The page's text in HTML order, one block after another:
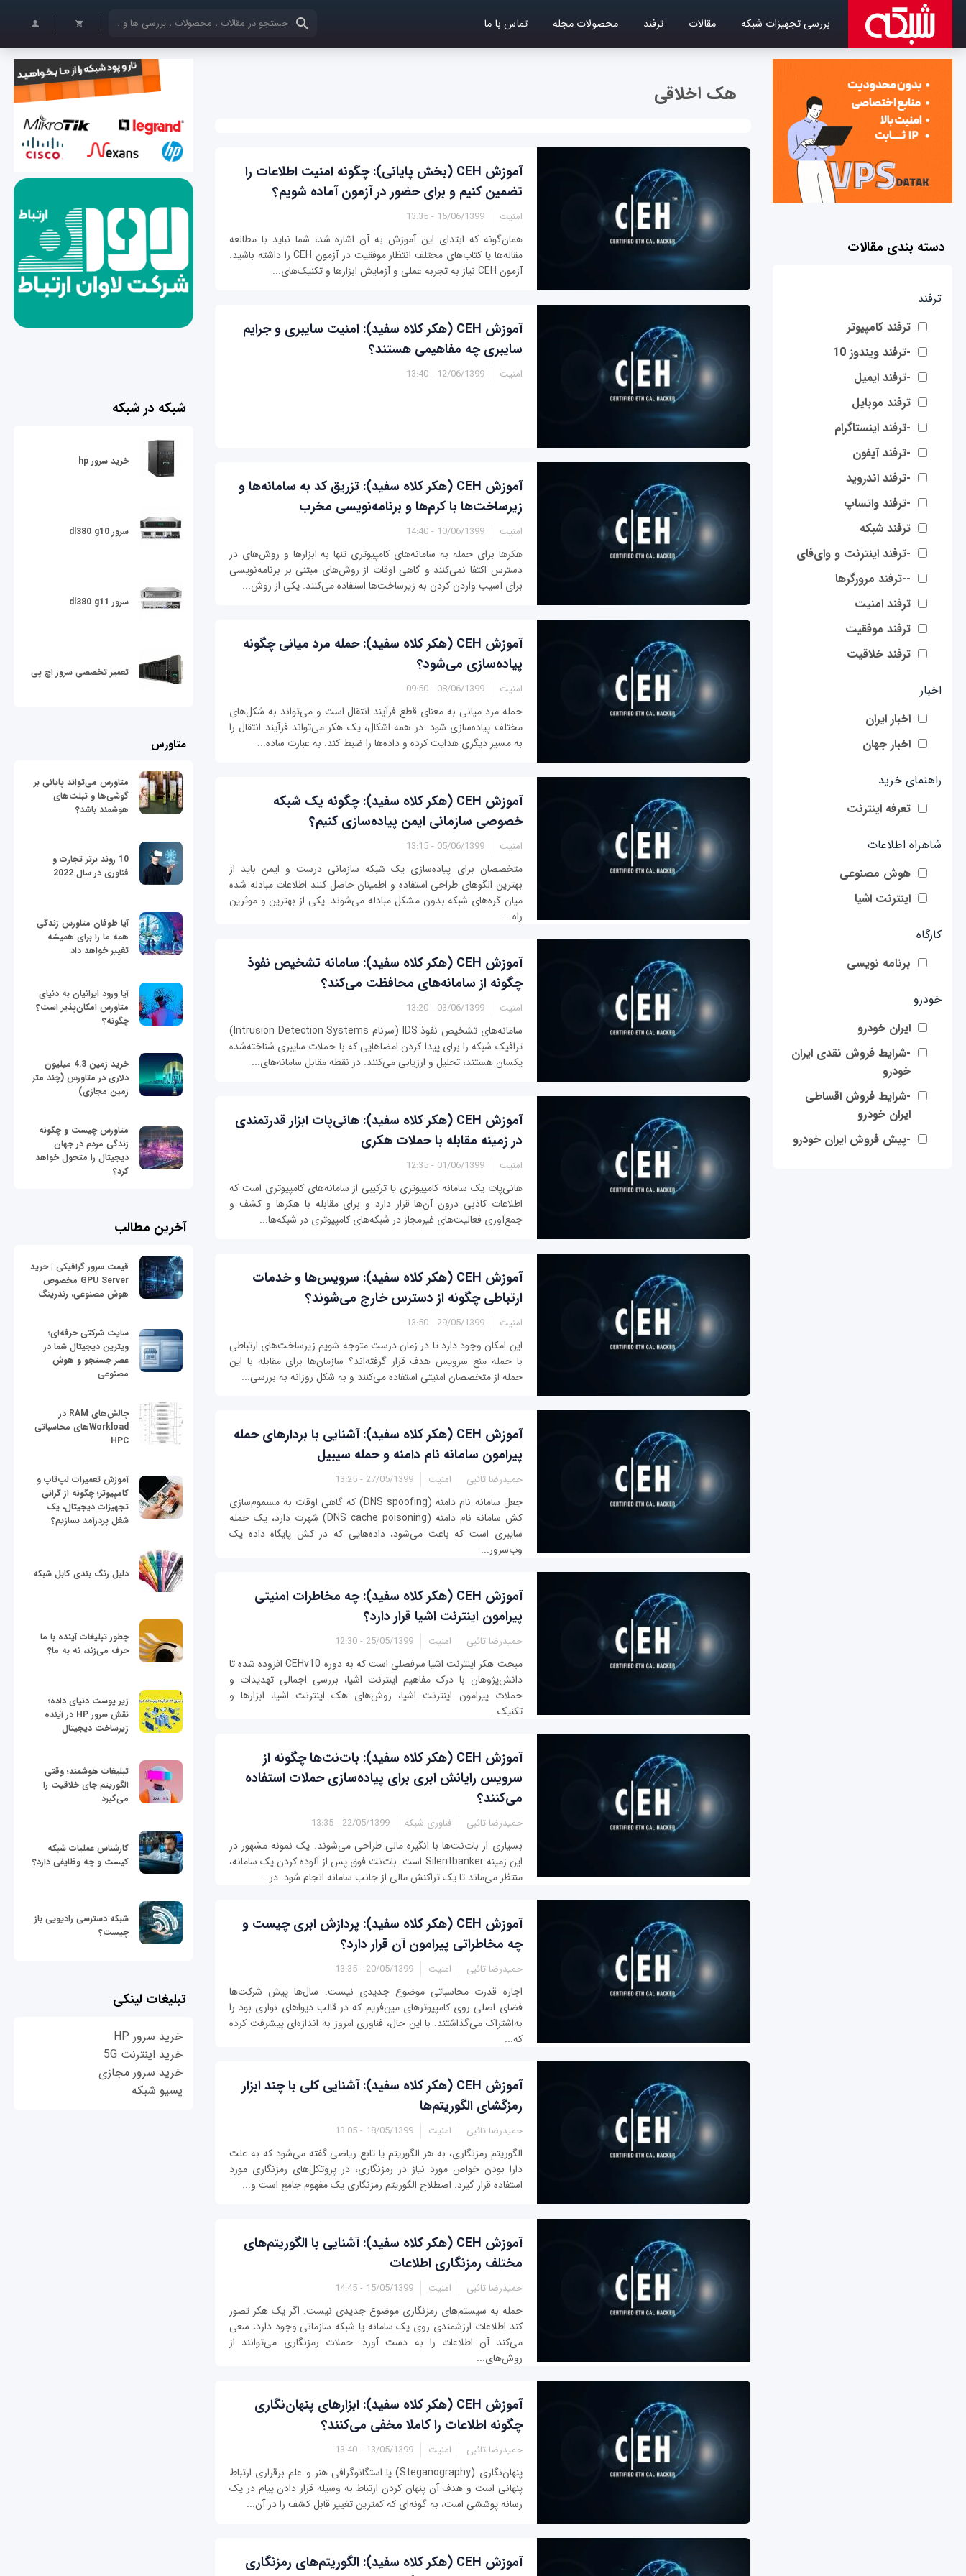
بررسی تجهیزات شبکه مقالات ترفند محصولات مجله تماس با ما کلمات کلیدی خود را وارد کنید
دسته بندی مقالات
ترفند
ترفند کامپیوتر
-ترفند ویندوز 10
-ترفند ایمیل
ترفند موبایل
-ترفند اینستاگرام
-ترفند آیفون
-ترفند اندروید
-ترفند واتساپ
ترفند شبکه
-ترفند اینترنت و وای‌فای
--ترفند مرورگرها
ترفند امنیت
ترفند موفقیت
ترفند خلاقیت
اخبار
اخبار ایران
اخبار جهان
راهنمای خرید
تعرفه اینترنت
شاهراه اطلاعات
هوش مصنوعی
اینترنت اشیا
کارگاه
برنامه نویسی
خودرو
ایران خودرو
-شرایط فروش نقدی ایران
خودرو
-شرایط فروش اقساطی
ایران خودرو
-پیش فروش ایران خودرو
هک اخلاقی
آموزش CEH (بخش پایانی): چگونه امنیت اطلاعات را
تضمین کنیم و برای حضور در آزمون آماده شویم؟
امنیت 15/06/1399 - 13:35
همان‌گونه که ابتدای این آموزش به آن اشاره شد، شما نباید با مطالعه
مقاله‌ها یا کتاب‌های مختلف انتظار موفقیت در آزمون CEH را داشته باشید.
آزمون CEH نیاز به تجربه عملی و آزمایش ابزارها و تکنیک‌های...
آموزش CEH (هکر کلاه سفید): امنیت سایبری و جرایم
سایبری چه مفاهیمی هستند؟
امنیت 12/06/1399 - 13:40
آموزش CEH (هکر کلاه سفید): تزریق کد به سامانه‌ها و
زیرساخت‌ها با کرم‌ها و برنامه‌نویسی مخرب
امنیت 10/06/1399 - 14:40
هکرها برای حمله به سامانه‌های کامپیوتری تنها به ابزارها و روش‌های در
دسترس اکتفا نمی‌کنند و گاهی اوقات از روش‌های مبتنی بر برنامه‌نویسی
برای آسیب واردن کردن به زیرساخت‌ها استفاده می‌کنند. یکی از روش‌...
آموزش CEH (هکر کلاه سفید): حمله مرد میانی چگونه
پیاده‌سازی می‌شود؟
امنیت 08/06/1399 - 09:50
حمله مرد میانی به معنای قطع فرآیند انتقال است و می‌تواند به شکل‌های
مختلف پیاده‌سازی شود. در همه اشکال، یک هکر می‌تواند فرآیند انتقال را
به مسیر دیگری هدایت کرده و داده‌ها را ضبط کند. به عبارت ساده‌...
آموزش CEH (هکر کلاه سفید): چگونه یک شبکه
خصوصی سازمانی ایمن پیاده‌سازی کنیم؟
امنیت 05/06/1399 - 13:15
متخصصان برای پیاده‌سازی یک شبکه سازمانی درست و ایمن باید از
بهترین الگوهای طراحی استفاده و اطمینان حاصل کنند اطلاعات مبادله شده
میان گره‌های شبکه بدون مشکل مبادله می‌شوند. یکی از بهترین و موثرین
راه‌...
آموزش CEH (هکر کلاه سفید): سامانه تشخیص نفوذ
چگونه از سامانه‌های محافظت می‌کند؟
امنیت 03/06/1399 - 13:20
سامانه‌های تشخیص نفوذ IDS (سرنام Intrusion Detection Systems)
ترافیک شبکه را برای پیدا کردن امضاهایی که با حملات سایبری شناخته‌شده
یکسان هستند، تحلیل و ارزیابی می‌کنند. در نقطه مقابل سامانه‌های...
آموزش CEH (هکر کلاه سفید): هانی‌پات ابزار قدرتمندی
در زمینه مقابله با حملات هکری
امنیت 01/06/1399 - 12:35
هانی‌پات یک سامانه کامپیوتری یا ترکیبی از سامانه‌های کامپیوتری است که
اطلاعات کاذبی درون آن‌ها قرار دارد و برای مقابله با هکرها و کشف و
جمع‌آوری فعالیت‌های غیرمجاز در شبکه‌های کامپیوتری در شبکه‌ها...
آموزش CEH (هکر کلاه سفید): سرویس‌ها و خدمات
ارتباطی چگونه از دسترس خارج می‌شوند؟
امنیت 29/05/1399 - 13:50
این امکان وجود دارد تا در زمان درست متوجه شویم زیرساخت‌های ارتباطی
با حمله منع سرویس هدف قرار گرفته‌اند؟ سازمان‌ها برای مقابله با این
حمله از متخصصان امنیتی استفاده می‌کنند و به شکل روزانه به بررسی...
آموزش CEH (هکر کلاه سفید): آشنایی با بردارهای حمله
پیرامون سامانه نام دامنه و حمله سیبیل
حمیدرضا تائبی امنیت 27/05/1399 - 13:25
جعل سامانه نام دامنه (DNS spoofing) که گاهی اوقات به مسموم‌سازی
کش سامانه نام‌ دامنه (DNS cache poisoning) شهرت دارد، یک حمله
سایبری است که باعث می‌شود، داده‌هایی که در کش پایگاه داده یک
وب‌سرور...
آموزش CEH (هکر کلاه سفید): چه مخاطرات امنیتی
پیرامون اینترنت اشیا قرار دارد؟
حمیدرضا تائبی امنیت 25/05/1399 - 12:30
مبحث هکر اینترنت اشیا سرفصلی است که به دوره CEHv10 افزوده شده تا
دانش‌پژوهان با درک مفاهیم اینترنت اشیا، بررسی اجمالی تهدیدات و
حملات پیرامون اینترنت اشیا، روش‌های هک اینترنت اشیا، ابزارها و
تکنیک‌...
آموزش CEH (هکر کلاه سفید): بات‌نت‌ها چگونه از
سرویس رایانش ابری برای پیاده‌سازی حملات استفاده
می‌کنند؟
حمیدرضا تائبی فناوری شبکه 22/05/1399 - 13:35
بسیاری از بات‌نت‌ها با انگیزه مالی طراحی می‌شوند. یک نمونه مشهور در
این زمینه Silentbanker است. بات‌نت فوق پس از آلوده کردن یک سامانه،
منتظر می‌ماند تا یک تراکنش مالی از جانب سامانه انجام شود. در...
آموزش CEH (هکر کلاه سفید): پردازش ابری چیست و
چه مخاطراتی پیرامون آن قرار دارد؟
حمیدرضا تائبی امنیت 20/05/1399 - 13:35
اجاره قدرت محاسباتی موضوع جدیدی نیست. سال‌ها پیش شرکت‌ها
فضای اصلی روی کامپیوترهای مین‌فریم که در قالب دیواهای نواری بود را
به‌اشتراک می‌گذاشتند. با این حال، فناوری امروز به اندازه‌ای پیشرفت کرده
که...
آموزش CEH (هکر کلاه سفید): آشنایی کلی با چند ابزار
رمزگشای الگوریتم‌ها
حمیدرضا تائبی امنیت 18/05/1399 - 13:05
الگوریتم رمزنگاری، به هر الگوریتم یا تابع ریاضی گفته می‌شود که به علت
دارا بودن خواص مورد نیاز در رمزنگاری، در پروتکل‌های رمزنگاری مورد
استفاده قرار گیرد. اصطلاح الگوریتم رمزنگاری یک مفهوم جامع است و...
آموزش CEH (هکر کلاه سفید): آشنایی با الگوریتم‌های
مختلف رمزنگاری اطلاعات
حمیدرضا تائبی امنیت 15/05/1399 - 14:45
حمله به سیستم‌های رمزنگاری موضوع جدیدی نیست. اگر یک هکر تصور
کند اطلاعات ارزشمندی روی یک سامانه یا شبکه سازمانی وجود دارد، سعی
می‌کند آن اطلاعات را به دست آورد. حملات رمزنگاری می‌توانند از
روش‌های...
آموزش CEH (هکر کلاه سفید): ابزارهای پنهان‌نگاری
چگونه اطلاعات را کاملا مخفی می‌کنند؟
حمیدرضا تائبی امنیت 13/05/1399 - 13:40
پنهان‌نگاری (Steganography) یا استگانوگرافی هنر و علم برقراری ارتباط
پنهانی است و هدف آن پنهان کردن ارتباط به وسیله قرار دادن پیام در یک
رسانه پوششی است، به گونه‌ای که کمترین تغییر قابل کشف را در آن...
آموزش CEH (هکر کلاه سفید): الگوریتم‌های رمزنگاری
شبکه در شبکه
خرید سرور hp
سرور dl380 g10
سرور dl380 g11
تعمیر تخصصی سرور اچ پی
متاورس
متاورس می‌تواند پایانی بر
گوشی‌ها و تبلت‌های
هوشمند باشد؟
10 روند برتر تجارت و
فناوری در سال 2022
آیا طوفان متاورس زندگی
همه ما را برای همیشه
تغییر خواهد داد
آیا ورود ایرانیان به دنیای
متاورس امکان‌پذیر است؟
چگونه؟
خرید زمین 4.3 میلیون
دلاری در متاورس (چند متر
زمین مجازی)
متاورس چیست و چگونه
زندگی مردم در جهان
دیجیتال را متحول خواهد
کرد؟
آخرین مطالب
قیمت سرور گرافیکی | خرید
GPU Server مخصوص
هوش مصنوعی، رندرینگ
سایت شرکتی حرفه‌ای؛
ویترین دیجیتال شما در
عصر جستجو و هوش
مصنوعی
چالش‌های RAM در
Workloadهای محاسباتی
HPC
آموزش تعمیرات لپ‌تاپ و
کامپیوتر؛ چگونه از گرانی
تجهیزات دیجیتال، یک
شغل پردرآمد بسازیم؟
دلیل رنگ بندی کابل شبکه
چطور تبلیغات آینده با ما
حرف می‌زند، نه به ما؟
زیر پوست دنیای داده؛
نقش سرور HP در آینده
زیرساخت دیجیتال
تبلیغات هوشمند؛ وقتی
الگوریتم جای خلاقیت را
می‌گیرد
کارشناس عملیات شبکه
کیست و چه وظایفی دارد؟
شبکه دسترسی رادیویی باز
چیست؟
تبلیغات لینکی
خرید سرور HP
خرید اینترنت 5G
خرید سرور مجازی
پسیو شبکه